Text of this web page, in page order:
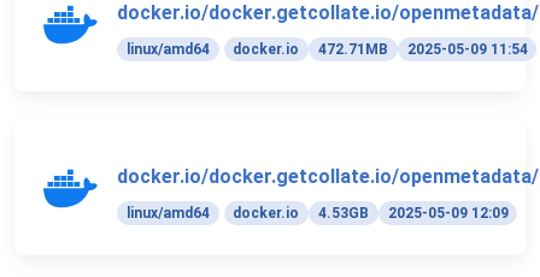
docker.io/docker.getcollate.io/
linux/amd64 docker.io 472.71MB 2025-05-09 11:54
docker.io/docker.getcollate.io/
linux/amd64 docker.io 4.53GB 2025-05-09 12:09